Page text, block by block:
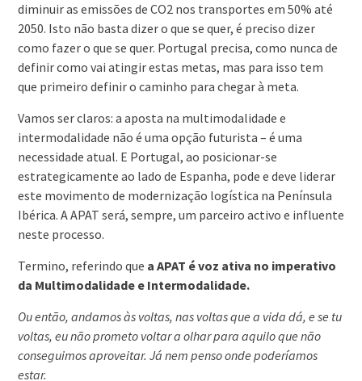
diminuir as emissões de CO2 nos transportes em 50% até
2050. Isto não basta dizer o que se quer, é preciso dizer
como fazer o que se quer. Portugal precisa, como nunca de
definir como vai atingir estas metas, mas para isso tem
que primeiro definir o caminho para chegar à meta.
Vamos ser claros: a aposta na multimodalidade e
intermodalidade não é uma opção futurista – é uma
necessidade atual. E Portugal, ao posicionar-se
estrategicamente ao lado de Espanha, pode e deve liderar
este movimento de modernização logística na Península
Ibérica. A APAT será, sempre, um parceiro activo e influente
neste processo.
Termino, referindo que a APAT é voz ativa no imperativo
da Multimodalidade e Intermodalidade.
Ou então, andamos às voltas, nas voltas que a vida dá, e se tu
voltas, eu não prometo voltar a olhar para aquilo que não
conseguimos aproveitar. Já nem penso onde poderíamos
estar.